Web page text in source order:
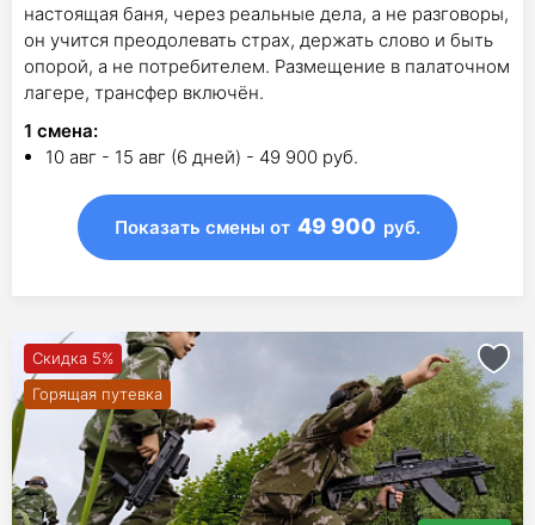
настоящая баня, через реальные дела, а не разговоры,
он учится преодолевать страх, держать слово и быть
опорой, а не потребителем. Размещение в палаточном
лагере, трансфер включён.
1 смена:
10 авг - 15 авг (6 дней) - 49 900 руб.
Показать смены от 49 900 руб.
Скидка 5%
Горящая путевка